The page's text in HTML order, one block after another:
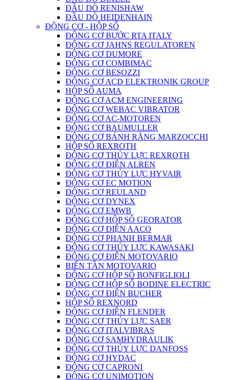
ĐẦU DÒ RENISHAW
ĐẦU DÒ HEIDENHAIN
ĐỘNG CƠ - HỘP SỐ
ĐỘNG CƠ BƯỚC RTA ITALY
ĐỘNG CƠ JAHNS REGULATOREN
ĐỘNG CƠ DUMORE
ĐỘNG CƠ COMBIMAC
ĐỘNG CƠ BESOZZI
ĐỘNG CƠ ACD ELEKTRONIK GROUP
HỘP SỐ AUMA
ĐỘNG CƠ ACM ENGINEERING
ĐỘNG CƠ WEBAC VIBRATOR
ĐỘNG CƠ AC-MOTOREN
ĐỘNG CƠ BAUMULLER
ĐỘNG CƠ BÁNH RĂNG MARZOCCHI
HỘP SỐ REXROTH
ĐỘNG CƠ THỦY LỰC REXROTH
ĐỘNG CƠ ĐIỆN ALREN
ĐỘNG CƠ THỦY LỰC HYVAIR
ĐỘNG CƠ EC MOTION
ĐỘNG CƠ REULAND
ĐỘNG CƠ DYNEX
ĐỘNG CƠ EMWB
ĐỘNG CƠ HỘP SỐ GEORATOR
ĐỘNG CƠ ĐIỆN AACO
ĐỘNG CƠ PHANH BERMAR
ĐỘNG CƠ THỦY LỰC KAWASAKI
ĐỘNG CƠ ĐIỆN MOTOVARIO
BIẾN TẦN MOTOVARIO
ĐỘNG CƠ HỘP SỐ BONFIGLIOLI
ĐỘNG CƠ HỘP SỐ BODINE ELECTRIC
ĐỘNG CƠ ĐIỆN BUCHER
HỘP SỐ REXNORD
ĐỘNG CƠ ĐIỆN FLENDER
ĐỘNG CƠ THỦY LỰC SAER
ĐỘNG CƠ ITALVIBRAS
ĐỘNG CƠ SAMHYDRAULIK
ĐỘNG CƠ THỦY LỰC DANFOSS
ĐỘNG CƠ HYDAC
ĐỘNG CƠ CAPRONI
ĐỘNG CƠ UNIMOTION